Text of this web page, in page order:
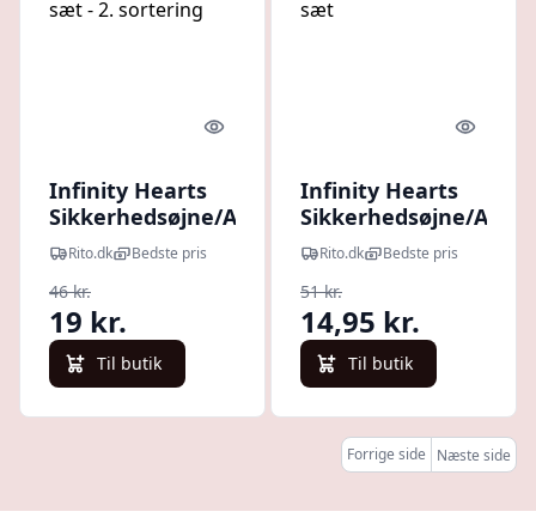
Quick look
Infinity Hearts
Sikkerhedsøjne/Amigurumi
øjne Guld 14mm - 5 sæt - 2.
sortering
Rito.dk Bedste pris
46 kr.
19 kr.
Til butik
Quick
Infinity Hearts
Sikkerhedsøjne/
øjne Gul 18mm - 5
Rito.dk Bedste pris
51 kr.
14,95 kr.
Til butik
Forrige side Næste side